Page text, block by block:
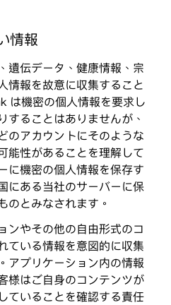
情報
遺伝データ、健康情報、宗
情報を故意に収集すること
は機密の個人情報を要求し
することはありませんが、
のアカウントにそのような
能性があることを理解して
に機密の個人情報を保存す
にある当社のサーバーに保
のとみなされます。
ンやその他の自由形式のコ
ている情報を意図的に収集
アプリケーション内の情報
様はご自身のコンテンツが
ていることを確認する責任